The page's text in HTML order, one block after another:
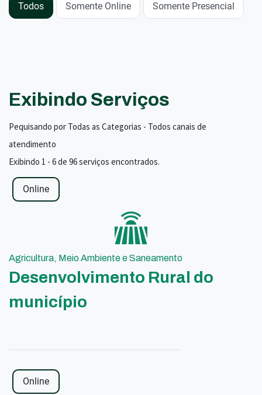
Todos Somente Online Somente Presencial
Exibindo Serviços
Pequisando por Todas as Categorias - Todos canais de
atendimento
Exibindo 1 - 6 de 96 serviços encontrados.
Online
Agricultura, Meio Ambiente e Saneamento
Desenvolvimento Rural do
município
Online